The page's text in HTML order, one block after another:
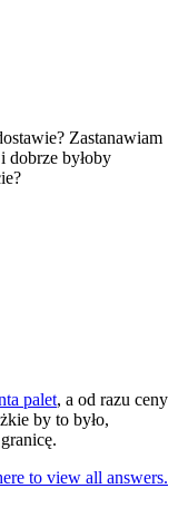
Zastanawiam
dobrze byłoby
palet, a od razu ceny
by to było,
to view all answers.